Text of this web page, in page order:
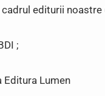
editurii
;
Editura Lumen